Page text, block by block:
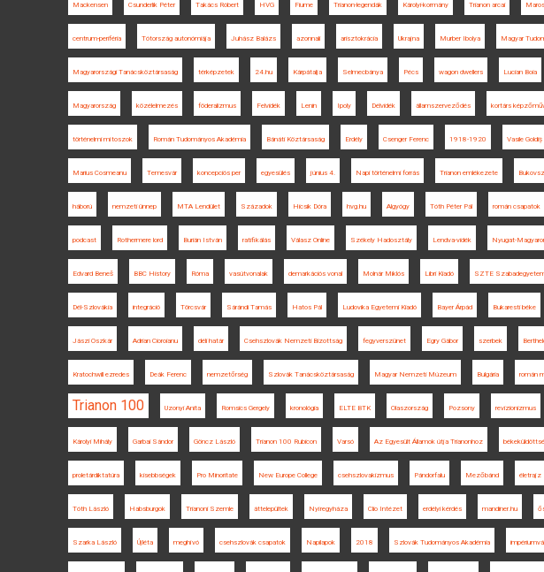
Mackensen Csunderlik Péter Takács Róbert HVG Fiume Trianon-legendák Károlyi-kormány Trianon arcai Maros
centrum-periféria Tótország autonómiája Juhász Balázs azonnali arisztokrácia Ukrajna Murber Ibolya Magyar
Magyarországi Tanácsköztársaság térképzetek 24.hu Kárpátalja Selmecbánya Pécs wagon dwellers Lucian Boia
Magyarország közélelmezés föderalizmus Felvidék Lenin Ipoly Délvidék államszerveződés kortárs
történelmi mítoszok Román Tudományos Akadémia Bánáti Köztársaság Erdély Csenger Ferenc 1918-1920 Vasile Goldiș
Marius Cosmeanu Temesvár koncepciós per egyesülés június 4. Napi történelmi forrás Trianon emlékezete
háború nemzeti ünnep MTA Lendület Századok Hicsik Dóra hvg.hu Algyógy Tóth Péter Pál román csapatok
podcast Rothermere lord Burián István ratifikálás Válasz Online Székely Hadosztály Lendva-vidék Nyugat-
Edvard Beneš BBC History Róma vasútvonalak demarkációs vonal Molnár Miklós Libri Kiadó SZTE
Dél-Szlovákia integráció Törcsvár Sárándi Tamás Hatos Pál Ludovika Egyetemi Kiadó Bayer Árpád Bukaresti béke
Jászi Oszkár Adrian Cioroianu déli határ Csehszlovák Nemzeti Bizottság fegyverszünet Egry Gábor szerbek
Kratochwill ezredes Deák Ferenc nemzetőrség Szlovák Tanácsköztársaság Magyar Nemzeti Múzeum Bulgária román
Trianon 100 Uzonyi Anita Romsics Gergely kronológia ELTE BTK Olaszország Pozsony revizionizmus
Károlyi Mihály Garbai Sándor Göncz László Trianon 100 Rubicon Varsó Az Egyesült Államok útja Trianonhoz
proletárdiktatúra kisebbségek Pro Minoritate New Europe College csehszlovakizmus Pándorfalu Mezőbánd életrajz
Tóth László Habsburgok Trianoni Szemle áttelepültek Nyíregyháza Clio Intézet erdélyi kérdés mandiner.hu
Szarka László Újléta meghívó csehszlovák csapatok Napilapok 2018 Szlovák Tudományos Akadémia